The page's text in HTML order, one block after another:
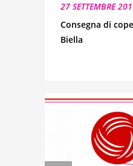
27 SETTEMBRE
Consegna di
Biella